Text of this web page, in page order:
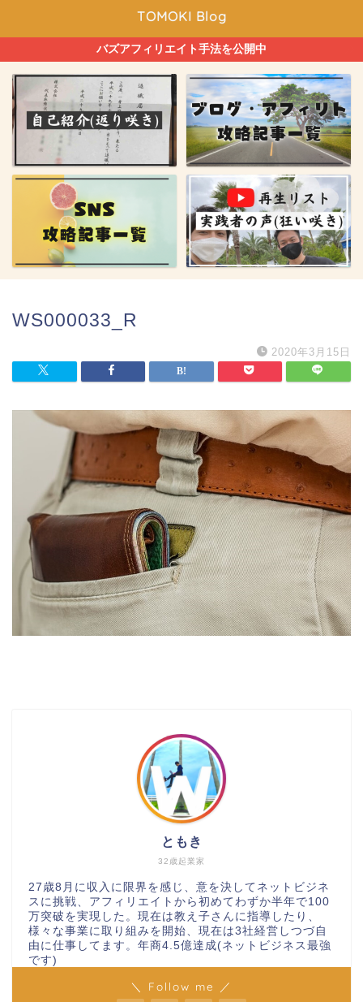
TOMOKI Blog
バズアフィリエイト手法を公開中
WS000033_R
2020年3月15日
32歳起業家
ともき
27歳8月に収入に限界を感じ、意を決してネットビジネ
スに挑戦、アフィリエイトから初めてわずか半年で100
万突破を実現した。現在は教え子さんに指導したり、
様々な事業に取り組みを開始、現在は3社経営しつづ自
由に仕事してます。年商4.5億達成(ネットビジネス最強
です)
＼ Follow me ／